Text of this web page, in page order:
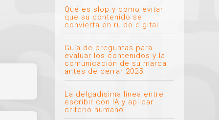
Qué es slop y cómo evitar
que su contenido se
convierta en ruido digital
Guía de preguntas para
evaluar los contenidos y la
comunicación de su marca
antes de cerrar 2025
La delgadísima línea entre
escribir con IA y aplicar
criterio humano